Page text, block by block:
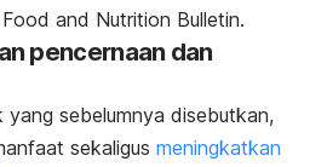
and Nutrition Bulletin.
pencernaan dan
sebelumnya disebutkan,
sekaligus meningkatkan